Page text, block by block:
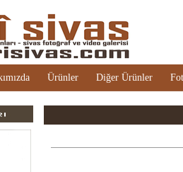
Ürünler Diğer Ürünler